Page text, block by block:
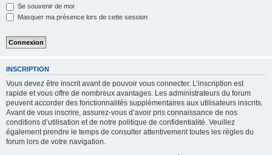
Se souvenir de moi
Masquer ma présence lors de cette session
INSCRIPTION
Vous devez être inscrit avant de pouvoir vous connecter. L’inscription est
rapide et vous offre de nombreux avantages. Les administrateurs du forum
peuvent accorder des fonctionnalités supplémentaires aux utilisateurs inscrits.
Avant de vous inscrire, assurez-vous d’avoir pris connaissance de nos
conditions d’utilisation et de notre politique de confidentialité. Veuillez
également prendre le temps de consulter attentivement toutes les règles du
forum lors de votre navigation.